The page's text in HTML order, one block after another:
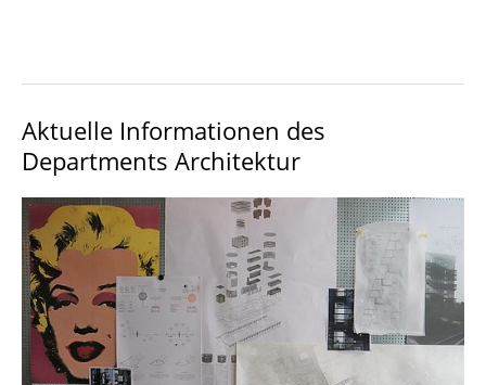
Aktuelle Informationen des
Departments Architektur